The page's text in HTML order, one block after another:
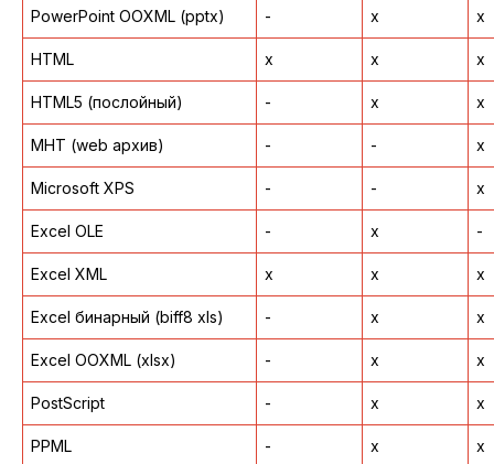
PowerPoint OOXML (pptx) - x x
HTML x x x
HTML5 (послойный) - x x
MHT (web архив) - - x
Microsoft XPS - - x
Excel OLE - x -
Excel XML x x x
Excel бинарный (biff8 xls) - x x
Excel OOXML (xlsx) - x x
PostScript - x x
PPML - x x